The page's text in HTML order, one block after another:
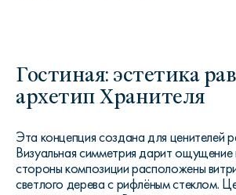
Гостиная: эстетика
архетип Хранителя
Эта концепция создана для ценителей
Визуальная симметрия дарит
стороны композиции расположены
светлого дерева с рифлёным стеклом.